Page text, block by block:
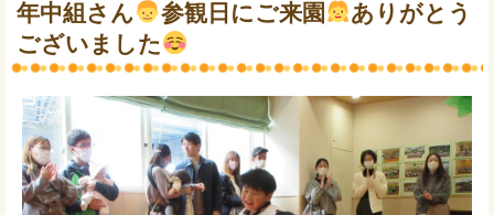
年中組さん 参観日にご来園
ありがとう
ございました